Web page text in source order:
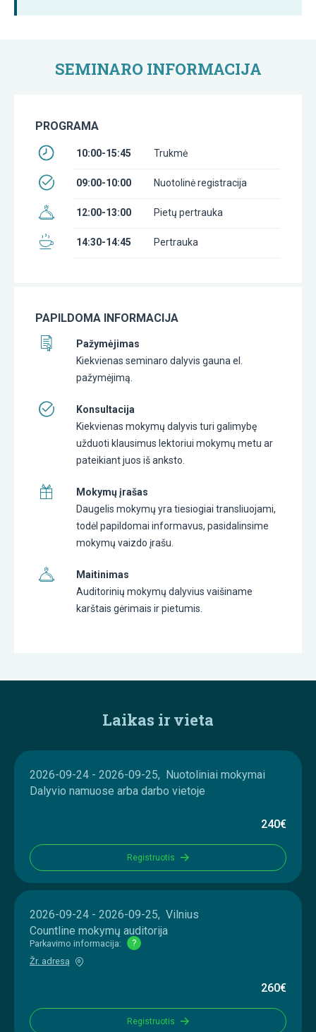
SEMINARO INFORMACIJA
PROGRAMA
10:00-15:45 Trukmė
09:00-10:00 Nuotolinė registracija
12:00-13:00 Pietų pertrauka
14:30-14:45 Pertrauka
PAPILDOMA INFORMACIJA
Pažymėjimas
Kiekvienas seminaro dalyvis gauna el.
pažymėjimą.
Konsultacija
Kiekvienas mokymų dalyvis turi galimybę
užduoti klausimus lektoriui mokymų metu ar
pateikiant juos iš anksto.
Mokymų įrašas
Daugelis mokymų yra tiesiogiai transliuojami,
todėl papildomai informavus, pasidalinsime
mokymų vaizdo įrašu.
Maitinimas
Auditorinių mokymų dalyvius vaišiname
karštais gėrimais ir pietumis.
Laikas ir vieta
2026-09-24 - 2026-09-25, Nuotoliniai mokymai
Dalyvio namuose arba darbo vietoje
240€
Registruotis
2026-09-24 - 2026-09-25, Vilnius
Countline mokymų auditorija
Parkavimo informacija:
?
Žr. adresą
260€
Registruotis